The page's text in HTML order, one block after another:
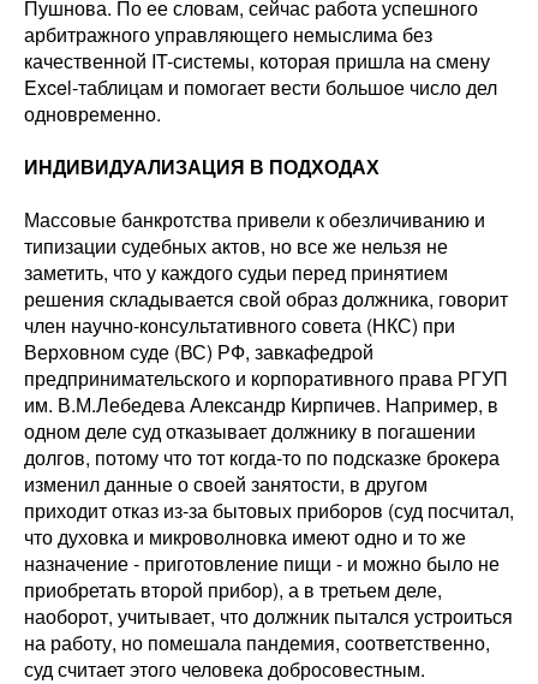
Пушнова. По ее словам, сейчас работа успешного
арбитражного управляющего немыслима без
качественной IT-системы, которая пришла на смену
Excel-таблицам и помогает вести большое число дел
одновременно.
ИНДИВИДУАЛИЗАЦИЯ В ПОДХОДАХ
Массовые банкротства привели к обезличиванию и
типизации судебных актов, но все же нельзя не
заметить, что у каждого судьи перед принятием
решения складывается свой образ должника, говорит
член научно-консультативного совета (НКС) при
Верховном суде (ВС) РФ, завкафедрой
предпринимательского и корпоративного права РГУП
им. В.М.Лебедева Александр Кирпичев. Например, в
одном деле суд отказывает должнику в погашении
долгов, потому что тот когда-то по подсказке брокера
изменил данные о своей занятости, в другом
приходит отказ из-за бытовых приборов (суд посчитал,
что духовка и микроволновка имеют одно и то же
назначение - приготовление пищи - и можно было не
приобретать второй прибор), а в третьем деле,
наоборот, учитывает, что должник пытался устроиться
на работу, но помешала пандемия, соответственно,
суд считает этого человека добросовестным.